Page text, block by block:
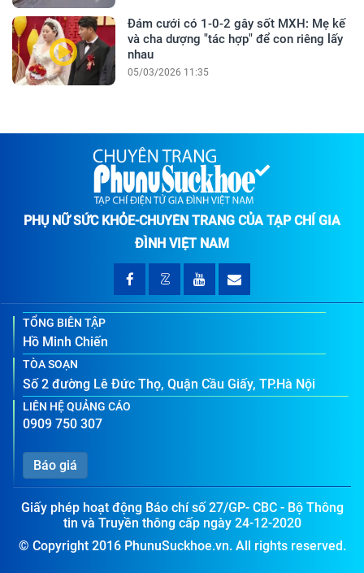
Đám cưới có 1-0-2 gây sốt MXH: Mẹ kế
và cha dượng "tác hợp" để con riêng lấy
nhau
05/03/2026 11:35
PHỤ NỮ SỨC KHỎE-CHUYÊN TRANG CỦA TẠP CHÍ GIA
ĐÌNH VIỆT NAM
TỔNG BIÊN TẬP
Hồ Minh Chiến
TÒA SOẠN
Số 2 đường Lê Đức Thọ, Quận Cầu Giấy, TP.Hà Nội
LIÊN HỆ QUẢNG CÁO
0909 750 307
Báo giá
Giấy phép hoạt động Báo chí số 27/GP- CBC - Bộ Thông
tin và Truyền thông cấp ngày 24-12-2020
© Copyright 2016 PhunuSuckhoe.vn. All rights reserved.